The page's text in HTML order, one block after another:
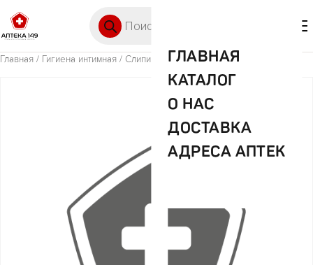
ГЛАВНАЯ
КАТАЛОГ
О НАС
ДОСТАВКА
АДРЕСА АПТЕК
Главная / Гигиена интимная / Слипи прокл.ночные №6